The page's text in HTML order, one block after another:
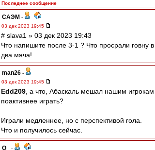
Последнее сообщение
САЭМ -
03 дек 2023 19:45
# slava1 » 03 дек 2023 19:43
Что напишите после 3-1 ? Что просрали говну в
два мяча!
man26 -
03 дек 2023 19:45
Edd209 , а что, Абаскаль мешал нашим игрокам
поактивнее играть?
Играли медленнее, но с перспективой гола.
Что и получилось сейчас.
Q_
-